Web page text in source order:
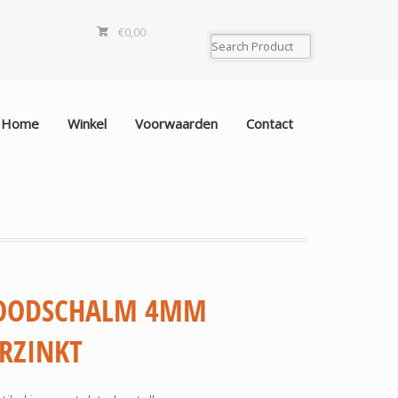
€0,00
Home Winkel Voorwaarden Contact
4MM